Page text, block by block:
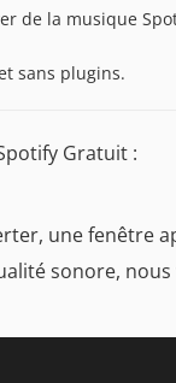
de la musique
sans plugins.
Gratuit :
une
sonore,